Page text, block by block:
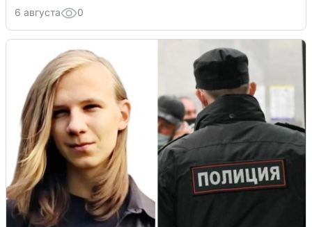
6 августа 0